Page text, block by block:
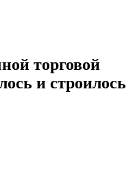
торговой
и строилось